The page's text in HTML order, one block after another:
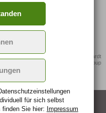
Quelle: Leonhardt
Group
für sich selbst
finden Sie hier: Impressum